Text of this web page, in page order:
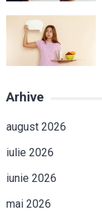
Arhive
august 2026
iulie 2026
iunie 2026
mai 2026